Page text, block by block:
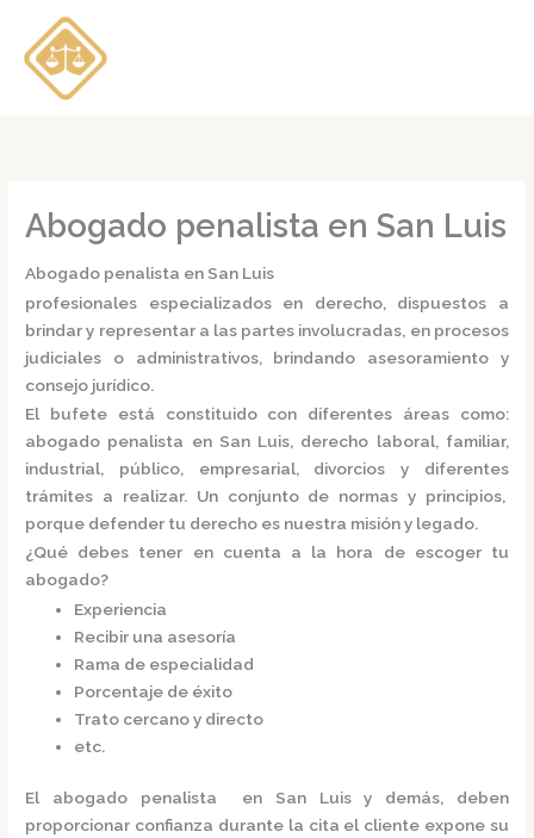
contenido
Abogado penalista en San Luis
Abogado penalista en San Luis
profesionales especializados en derecho, dispuestos a
brindar y representar a las partes involucradas, en procesos
judiciales o administrativos, brindando asesoramiento y
consejo jurídico.
El bufete está constituido con diferentes áreas como:
abogado penalista en San Luis, derecho laboral, familiar,
industrial, público, empresarial, divorcios y diferentes
trámites a realizar. Un conjunto de normas y principios,
porque defender tu derecho es nuestra misión y legado.
¿Qué debes tener en cuenta a la hora de escoger tu
abogado?
Experiencia
Recibir una asesoría
Rama de especialidad
Porcentaje de éxito
Trato cercano y directo
etc.
El abogado penalista en San Luisy demás, deben
proporcionar confianza durante la cita el cliente expone su